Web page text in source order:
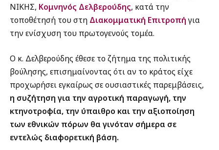
ΝΙΚΗΣ, Κομνηνός Δελβερούδης, κατά την
τοποθέτησή του στη Διακομματική Επιτροπή για
την ενίσχυση του πρωτογενούς τομέα.
Ο κ. Δελβερούδης έθεσε το ζήτημα της πολιτικής
βούλησης, επισημαίνοντας ότι αν το κράτος είχε
προχωρήσει εγκαίρως σε ουσιαστικές παρεμβάσεις,
η συζήτηση για την αγροτική παραγωγή, την
κτηνοτροφία, την ύπαιθρο και την αξιοποίηση
των εθνικών πόρων θα γινόταν σήμερα σε
εντελώς διαφορετική βάση.